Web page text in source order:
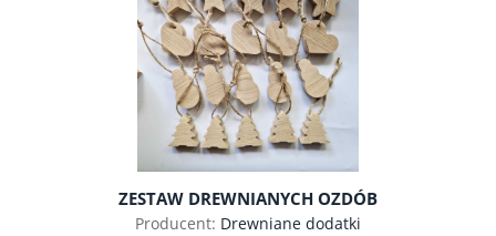
ZESTAW DREWNIANYCH OZDÓB
CHOINKOWYCH, 20SZT. DĄB
Producent: Drewniane dodatki